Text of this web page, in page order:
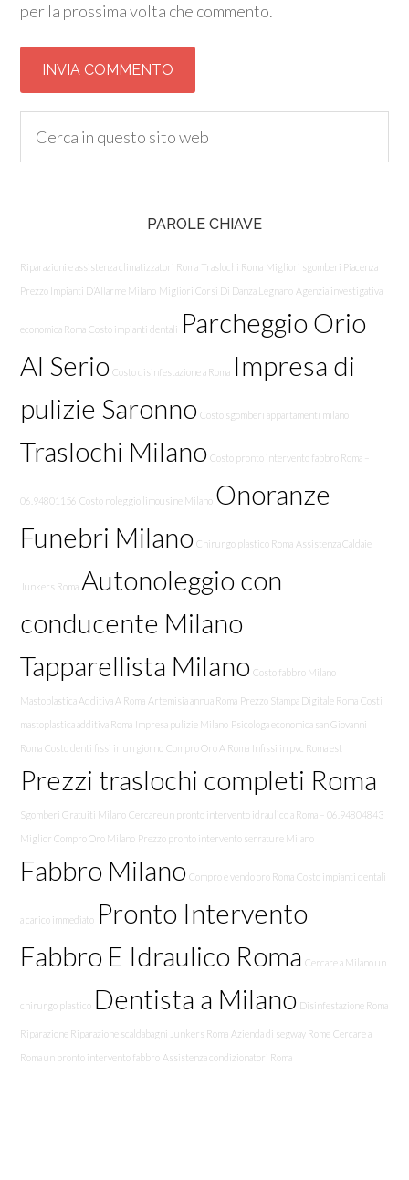
per la prossima volta che commento.
PAROLE CHIAVE
Riparazioni e assistenza climatizzatori Roma Traslochi Roma Migliori sgomberi Piacenza
Prezzo Impianti D’Allarme Milano Migliori Corsi Di Danza Legnano Agenzia investigativa
economica Roma Costo impianti dentali Parcheggio Orio
Al Serio Costo disinfestazione a Roma Impresa di
pulizie Saronno Costo sgomberi appartamenti milano
Traslochi Milano Costo pronto intervento fabbro Roma –
06.94801156 Costo noleggio limousine Milano Onoranze
Funebri Milano Chirurgo plastico Roma Assistenza Caldaie
Junkers Roma Autonoleggio con
conducente Milano
Tapparellista Milano Costo fabbro Milano
Mastoplastica Additiva A Roma Artemisia annua Roma Prezzo Stampa Digitale Roma Costi
mastoplastica additiva Roma Impresa pulizie Milano Psicologa economica san Giovanni
Roma Costo denti fissi in un giorno Compro Oro A Roma Infissi in pvc Roma est
Prezzi traslochi completi Roma
Sgomberi Gratuiti Milano Cercare un pronto intervento idraulico a Roma – 06.94804843
Miglior Compro Oro Milano Prezzo pronto intervento serrature Milano
Fabbro Milano Compro e vendo oro Roma Costo impianti dentali
a carico immediato Pronto Intervento
Fabbro E Idraulico Roma Cercare a Milano un
chirurgo plastico Dentista a Milano Disinfestazione Roma
Riparazione Riparazione scaldabagni Junkers Roma Azienda di segway Rome Cercare a
Roma un pronto intervento fabbro Assistenza condizionatori Roma